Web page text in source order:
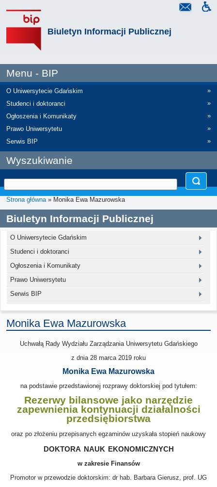
Biuletyn Informacji Publicznej
Menu - BIP
O Uniwersytecie Gdańskim
»
Studenci i doktoranci
»
Ogłoszenia i Komunikaty
»
Prawo Uniwersytetu
»
Serwis BIP
»
Wyszukiwanie
Strona główna» Monika Ewa Mazurowska
Biuletyn Informacji Publicznej
O Uniwersytecie Gdańskim
Studenci i doktoranci
Ogłoszenia i Komunikaty
Prawo Uniwersytetu
Serwis BIP
Monika Ewa Mazurowska
Uchwałą Rady Wydziału Zarządzania Uniwersytetu Gdańskiego
z dnia 28 marca 2019 roku
Monika Ewa Mazurowska
na podstawie przedstawionej rozprawy doktorskiej pod tytułem:
Rezerwy bilansowe jako narzędzie
zapewnienia kontynuacji działalności
przedsiębiorstwa
oraz po złożeniu przepisanych egzaminów uzyskała stopień naukowy
doktora nauk ekonomicznych
w zakresie Finansów
Promotor w przewodzie doktorskim: dr hab. Barbara Gierusz, prof. UG